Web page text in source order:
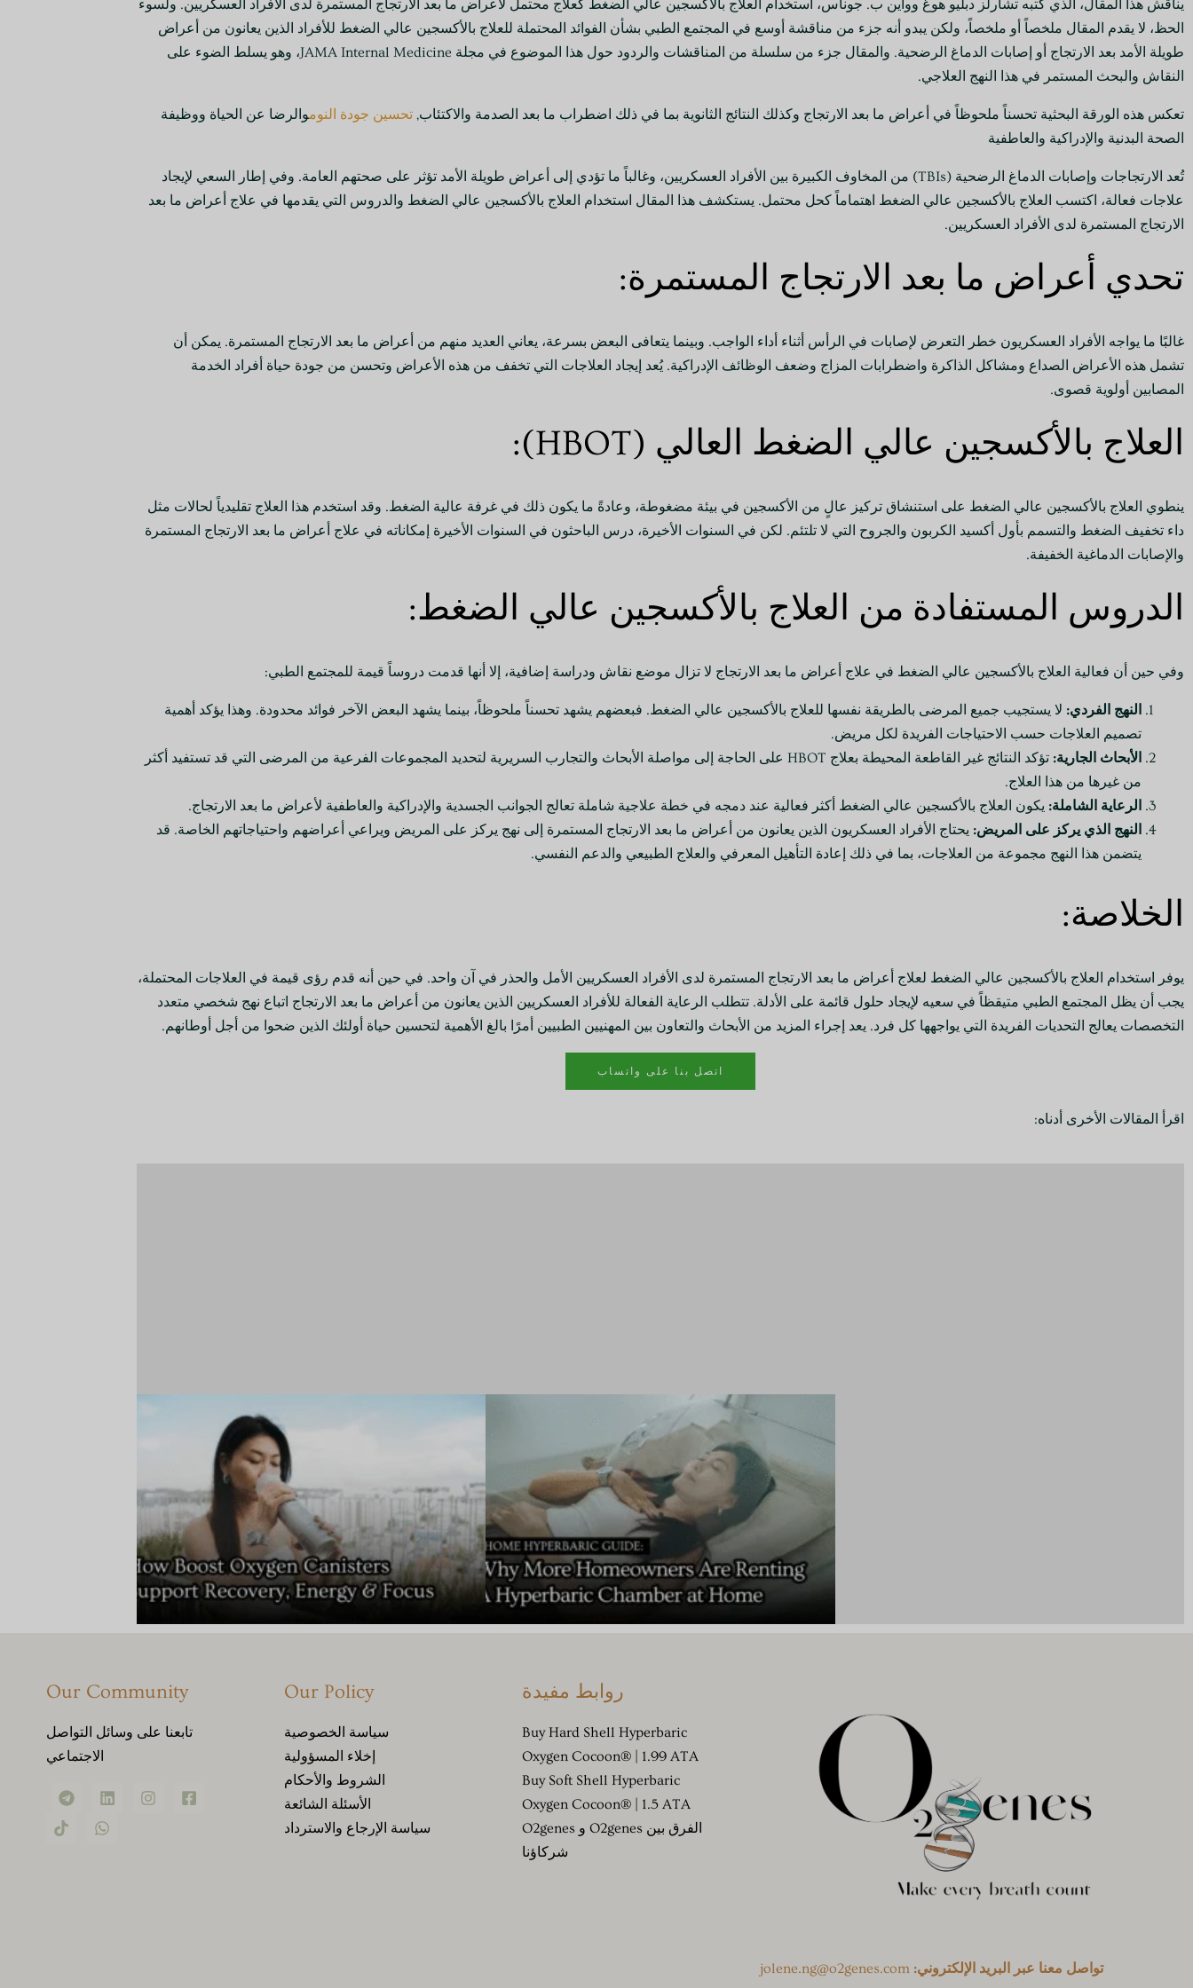
يناقش هذا المقال، الذي كتبه تشارلز دبليو هوغ وواين ب. جوناس، استخدام العلاج بالأكسجين عالي الضغط كعلاج محتمل لأعراض ما بعد الارتجاج المستمرة لدى الأفراد العسكريين. ولسوء
الحظ، لا يقدم المقال ملخصاً أو ملخصاً، ولكن يبدو أنه جزء من مناقشة أوسع في المجتمع الطبي بشأن الفوائد المحتملة للعلاج بالأكسجين عالي الضغط للأفراد الذين يعانون من أعراض
طويلة الأمد بعد الارتجاج أو إصابات الدماغ الرضحية. والمقال جزء من سلسلة من المناقشات والردود حول هذا الموضوع في مجلة JAMA Internal Medicine، وهو يسلط الضوء على
النقاش والبحث المستمر في هذا النهج العلاجي.
تعكس هذه الورقة البحثية تحسناً ملحوظاً في أعراض ما بعد الارتجاج وكذلك النتائج الثانوية بما في ذلك اضطراب ما بعد الصدمة والاكتئاب, تحسين جودة النوموالرضا عن الحياة ووظيفة
الصحة البدنية والإدراكية والعاطفية
تُعد الارتجاجات وإصابات الدماغ الرضحية (TBIs) من المخاوف الكبيرة بين الأفراد العسكريين، وغالباً ما تؤدي إلى أعراض طويلة الأمد تؤثر على صحتهم العامة. وفي إطار السعي لإيجاد
علاجات فعالة، اكتسب العلاج بالأكسجين عالي الضغط اهتماماً كحل محتمل. يستكشف هذا المقال استخدام العلاج بالأكسجين عالي الضغط والدروس التي يقدمها في علاج أعراض ما بعد
الارتجاج المستمرة لدى الأفراد العسكريين.
تحدي أعراض ما بعد الارتجاج المستمرة:
غالبًا ما يواجه الأفراد العسكريون خطر التعرض لإصابات في الرأس أثناء أداء الواجب. وبينما يتعافى البعض بسرعة، يعاني العديد منهم من أعراض ما بعد الارتجاج المستمرة. يمكن أن
تشمل هذه الأعراض الصداع ومشاكل الذاكرة واضطرابات المزاج وضعف الوظائف الإدراكية. يُعد إيجاد العلاجات التي تخفف من هذه الأعراض وتحسن من جودة حياة أفراد الخدمة
المصابين أولوية قصوى.
العلاج بالأكسجين عالي الضغط العالي (HBOT):
ينطوي العلاج بالأكسجين عالي الضغط على استنشاق تركيز عالٍ من الأكسجين في بيئة مضغوطة، وعادةً ما يكون ذلك في غرفة عالية الضغط. وقد استخدم هذا العلاج تقليدياً لحالات مثل
داء تخفيف الضغط والتسمم بأول أكسيد الكربون والجروح التي لا تلتئم. لكن في السنوات الأخيرة، درس الباحثون في السنوات الأخيرة إمكاناته في علاج أعراض ما بعد الارتجاج المستمرة
والإصابات الدماغية الخفيفة.
الدروس المستفادة من العلاج بالأكسجين عالي الضغط:
وفي حين أن فعالية العلاج بالأكسجين عالي الضغط في علاج أعراض ما بعد الارتجاج لا تزال موضع نقاش ودراسة إضافية، إلا أنها قدمت دروساً قيمة للمجتمع الطبي:
النهج الفردي: لا يستجيب جميع المرضى بالطريقة نفسها للعلاج بالأكسجين عالي الضغط. فبعضهم يشهد تحسناً ملحوظاً، بينما يشهد البعض الآخر فوائد محدودة. وهذا يؤكد أهمية
تصميم العلاجات حسب الاحتياجات الفريدة لكل مريض.
الأبحاث الجارية:
تؤكد النتائج غير القاطعة المحيطة بعلاج HBOT على الحاجة إلى مواصلة الأبحاث والتجارب السريرية لتحديد المجموعات الفرعية من المرضى التي قد تستفيد أكثر
من غيرها من هذا العلاج.
الرعاية الشاملة: يكون العلاج بالأكسجين عالي الضغط أكثر فعالية عند دمجه في خطة علاجية شاملة تعالج الجوانب الجسدية والإدراكية والعاطفية لأعراض ما بعد الارتجاج.
النهج الذي يركز على المريض: يحتاج الأفراد العسكريون الذين يعانون من أعراض ما بعد الارتجاج المستمرة إلى نهج يركز على المريض ويراعي أعراضهم واحتياجاتهم الخاصة. قد
يتضمن هذا النهج مجموعة من العلاجات، بما في ذلك إعادة التأهيل المعرفي والعلاج الطبيعي والدعم النفسي.
الخلاصة:
يوفر استخدام العلاج بالأكسجين عالي الضغط لعلاج أعراض ما بعد الارتجاج المستمرة لدى الأفراد العسكريين الأمل والحذر في آن واحد. في حين أنه قدم رؤى قيمة في العلاجات المحتملة،
يجب أن يظل المجتمع الطبي متيقظاً في سعيه لإيجاد حلول قائمة على الأدلة. تتطلب الرعاية الفعالة للأفراد العسكريين الذين يعانون من أعراض ما بعد الارتجاج اتباع نهج شخصي متعدد
التخصصات يعالج التحديات الفريدة التي يواجهها كل فرد. يعد إجراء المزيد من الأبحاث والتعاون بين المهنيين الطبيين أمرًا بالغ الأهمية لتحسين حياة أولئك الذين ضحوا من أجل أوطانهم.
اتصل بنا على واتساب
اقرأ المقالات الأخرى أدناه:
تواصل معنا عبر البريد الإلكتروني: jolene.ng@o2genes.com
روابط مفيدة
Buy Hard Shell Hyperbaric
Oxygen Cocoon® | 1.99 ATA
Buy Soft Shell Hyperbaric
Oxygen Cocoon® | 1.5 ATA
الفرق بين O2genes و O2genes
شركاؤنا
Our Policy
سياسة الخصوصية
إخلاء المسؤولية
الشروط والأحكام
الأسئلة الشائعة
سياسة الإرجاع والاسترداد
Our Community
تابعنا على وسائل التواصل
الاجتماعي